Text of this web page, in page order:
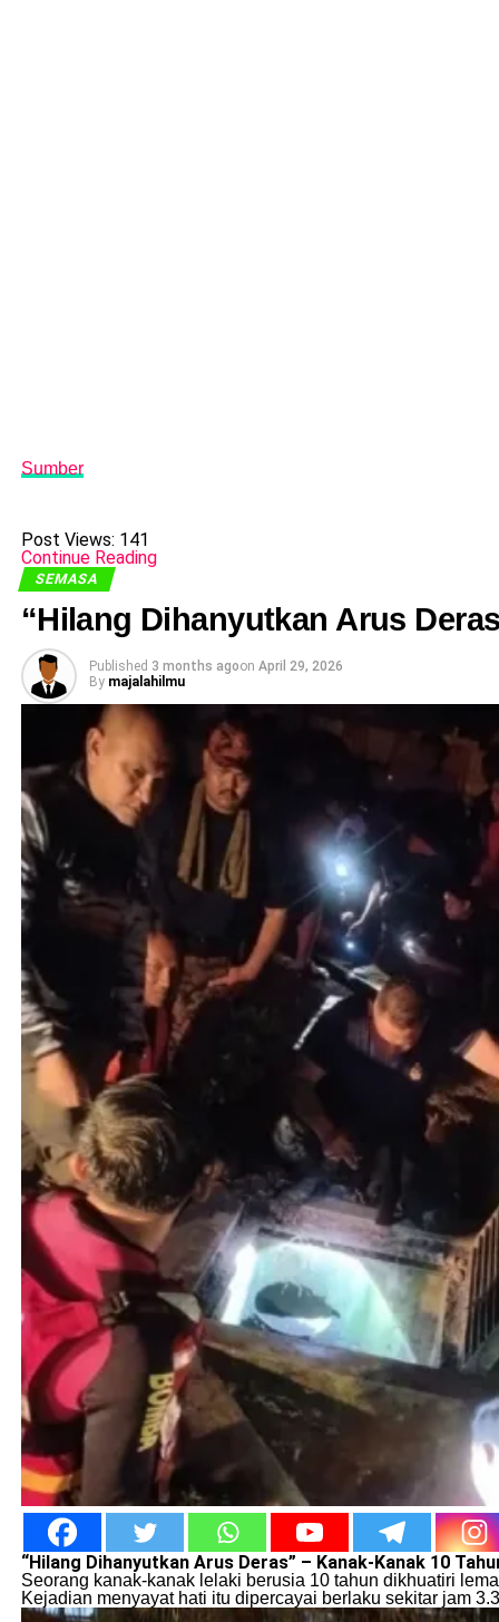
Sumber
Post Views: 141
Continue Reading
SEMASA
“Hilang Dihanyutkan Arus
Published 3 months agoon April 29, 2026
By majalahilmu
“Hilang Dihanyutkan Arus Deras” – Kanak-Kanak 10
Seorang kanak-kanak lelaki berusia 10 tahun dikhuatiri
Kejadian menyayat hati itu dipercayai berlaku sekitar jam